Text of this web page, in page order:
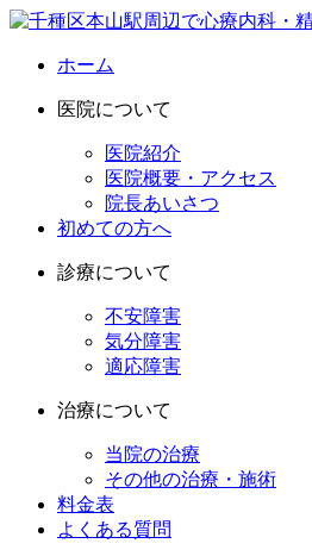
ホーム
医院について
医院紹介
医院概要・アクセス
院長あいさつ
初めての方へ
診療について
不安障害
気分障害
適応障害
治療について
当院の治療
その他の治療・施術
料金表
よくある質問